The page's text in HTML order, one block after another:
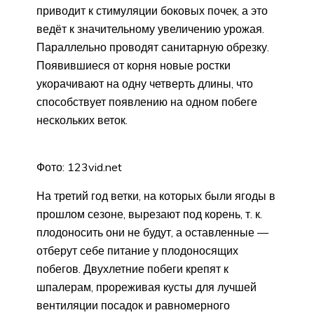
приводит к стимуляции боковых почек, а это
ведёт к значительному увеличению урожая.
Параллельно проводят санитарную обрезку.
Появившиеся от корня новые ростки
укорачивают на одну четверть длины, что
способствует появлению на одном побеге
нескольких веток.
Фото: 123vid.net
На третий год ветки, на которых были ягоды в
прошлом сезоне, вырезают под корень, т. к.
плодоносить они не будут, а оставленные —
отберут себе питание у плодоносящих
побегов. Двухлетние побеги крепят к
шпалерам, прореживая кусты для лучшей
вентиляции посадок и равномерного